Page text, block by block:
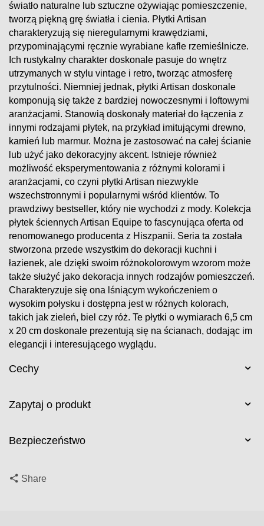
światło naturalne lub sztuczne ożywiając pomieszczenie,
tworzą piękną grę światła i cienia. Płytki Artisan
charakteryzują się nieregularnymi krawędziami,
przypominającymi ręcznie wyrabiane kafle rzemieślnicze.
Ich rustykalny charakter doskonale pasuje do wnętrz
utrzymanych w stylu vintage i retro, tworząc atmosferę
przytulności. Niemniej jednak, płytki Artisan doskonale
komponują się także z bardziej nowoczesnymi i loftowymi
aranżacjami. Stanowią doskonały materiał do łączenia z
innymi rodzajami płytek, na przykład imitującymi drewno,
kamień lub marmur. Można je zastosować na całej ścianie
lub użyć jako dekoracyjny akcent. Istnieje również
możliwość eksperymentowania z różnymi kolorami i
aranżacjami, co czyni płytki Artisan niezwykle
wszechstronnymi i popularnymi wśród klientów. To
prawdziwy bestseller, który nie wychodzi z mody. Kolekcja
płytek ściennych Artisan Equipe to fascynująca oferta od
renomowanego producenta z Hiszpanii. Seria ta została
stworzona przede wszystkim do dekoracji kuchni i
łazienek, ale dzięki swoim różnokolorowym wzorom może
także służyć jako dekoracja innych rodzajów pomieszczeń.
Charakteryzuje się ona lśniącym wykończeniem o
wysokim połysku i dostępna jest w różnych kolorach,
takich jak zieleń, biel czy róż. Te płytki o wymiarach 6,5 cm
x 20 cm doskonale prezentują się na ścianach, dodając im
elegancji i interesującego wyglądu.
Cechy
Zapytaj o produkt
Bezpieczeństwo
Share